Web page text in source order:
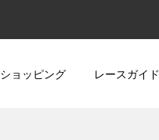
ショッピング レースガイド